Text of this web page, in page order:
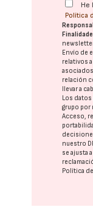
He
Política
Envío de
relativos
relación
llevar a
Los
grupo por
Acceso,
nuestro
se ajusta
Política